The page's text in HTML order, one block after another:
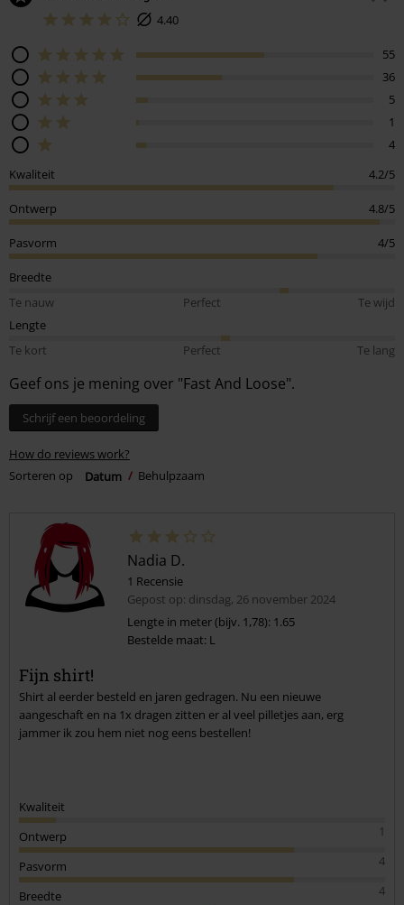
4.40
55
36
5
1
4
Kwaliteit
4.2/5
Ontwerp 4.8/5
Pasvorm 4/5
Breedte
Te nauw
Perfect
Te wijd
Lengte
Te kort
Perfect Te lang
Geef ons je mening over "Fast And Loose".
Schrijf een beoordeling
How do reviews work?
Sorteren op
Datum Behulpzaam
Nadia D.
1 Recensie
Gepost op: dinsdag, 26 november 2024
Lengte in meter (bijv. 1,78): 1.65
Bestelde maat: L
Fijn shirt!
Shirt al eerder besteld en jaren gedragen. Nu een nieuwe
aangeschaft en na 1x dragen zitten er al veel pilletjes aan, erg
jammer ik zou hem niet nog eens bestellen!
Kwaliteit
1
Ontwerp
4
Pasvorm
4
Breedte